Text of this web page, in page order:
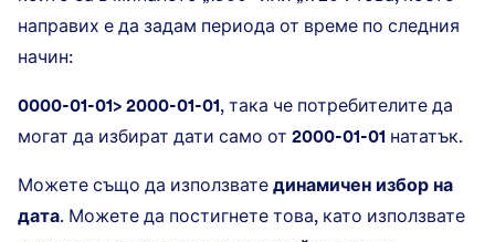
направих е да задам периода от време по следния
начин:
0000-01-01> 2000-01-01, така че потребителите да
могат да избират дати само от 2000-01-01 нататък.
Можете също да използвате динамичен избор на
дата. Можете да постигнете това, като използвате